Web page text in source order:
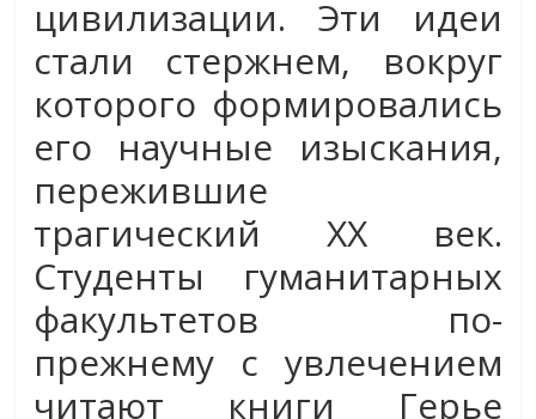
цивилизации. Эти идеи
стали стержнем, вокруг
которого формировались
его научные изыскания,
пережившие
трагический XX век.
Студенты гуманитарных
факультетов по-
прежнему с увлечением
читают книги Герье